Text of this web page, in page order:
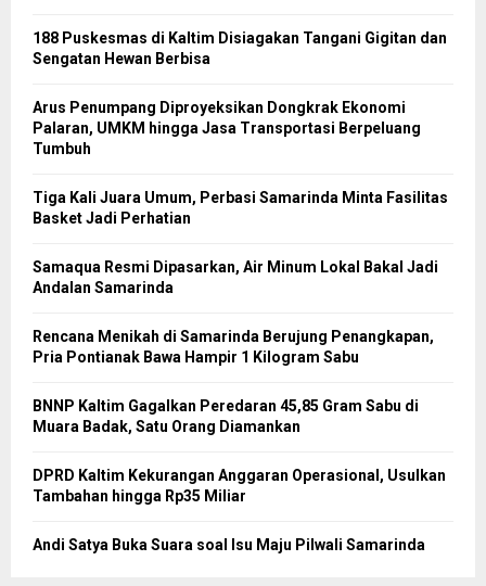
188 Puskesmas di Kaltim Disiagakan Tangani Gigitan dan
Sengatan Hewan Berbisa
Arus Penumpang Diproyeksikan Dongkrak Ekonomi
Palaran, UMKM hingga Jasa Transportasi Berpeluang
Tumbuh
Tiga Kali Juara Umum, Perbasi Samarinda Minta Fasilitas
Basket Jadi Perhatian
Samaqua Resmi Dipasarkan, Air Minum Lokal Bakal Jadi
Andalan Samarinda
Rencana Menikah di Samarinda Berujung Penangkapan,
Pria Pontianak Bawa Hampir 1 Kilogram Sabu
BNNP Kaltim Gagalkan Peredaran 45,85 Gram Sabu di
Muara Badak, Satu Orang Diamankan
DPRD Kaltim Kekurangan Anggaran Operasional, Usulkan
Tambahan hingga Rp35 Miliar
Andi Satya Buka Suara soal Isu Maju Pilwali Samarinda